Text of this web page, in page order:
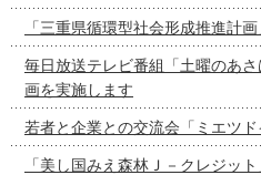
「三重県循環型社会形成推進計
毎日放送テレビ番組「土曜のあ
画を実施します
若者と企業との交流会「ミエツ
「美し国みえ森林Ｊ－クレジッ